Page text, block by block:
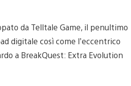
da Telltale Game, il penultimo
digitale così come l’eccentrico
a BreakQuest: Extra Evolution